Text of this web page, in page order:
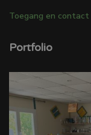
Toegang en contact
Portfolio